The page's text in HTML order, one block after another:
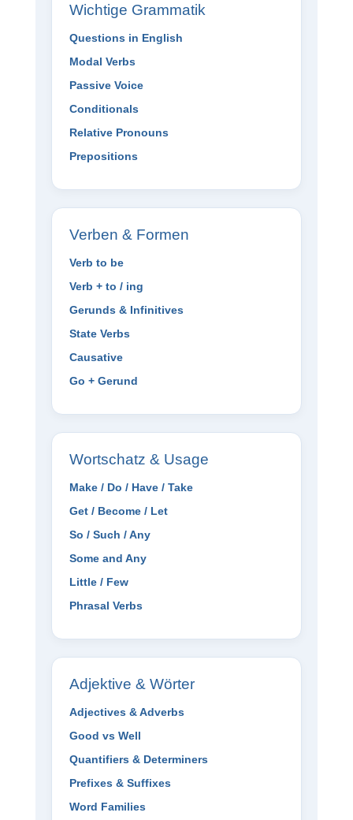
Wichtige Grammatik
Questions in English
Modal Verbs
Passive Voice
Conditionals
Relative Pronouns
Prepositions
Verben & Formen
Verb to be
Verb + to / ing
Gerunds & Infinitives
State Verbs
Causative
Go + Gerund
Wortschatz & Usage
Make / Do / Have / Take
Get / Become / Let
So / Such / Any
Some and Any
Little / Few
Phrasal Verbs
Adjektive & Wörter
Adjectives & Adverbs
Good vs Well
Quantifiers & Determiners
Prefixes & Suffixes
Word Families